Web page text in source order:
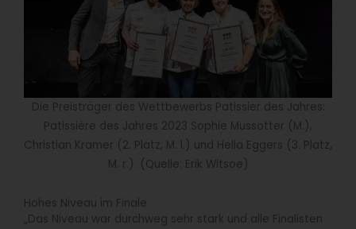
Die Preisträger des Wettbewerbs Patissier des Jahres:
Patissière des Jahres 2023 Sophie Mussotter (M.),
Christian Kramer (2. Platz, M. l.) und Hella Eggers (3. Platz,
M. r.). (Quelle: Erik Witsoe)
Hohes Niveau im Finale
„Das Niveau war durchweg sehr stark und alle Finalisten